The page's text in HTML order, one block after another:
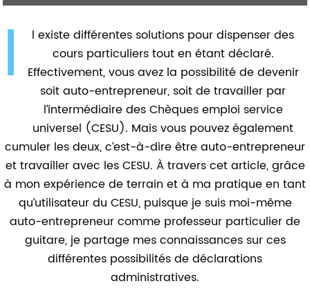
I
l existe différentes solutions pour dispenser des
cours particuliers tout en étant déclaré.
Effectivement, vous avez la possibilité de devenir
soit auto-entrepreneur, soit de travailler par
l’intermédiaire des Chèques emploi service
universel (CESU). Mais vous pouvez également
cumuler les deux, c’est-à-dire être auto-entrepreneur
et travailler avec les CESU. À travers cet article, grâce
à mon expérience de terrain et à ma pratique en tant
qu’utilisateur du CESU, puisque je suis moi-même
auto-entrepreneur comme professeur particulier de
guitare, je partage mes connaissances sur ces
différentes possibilités de déclarations
administratives.